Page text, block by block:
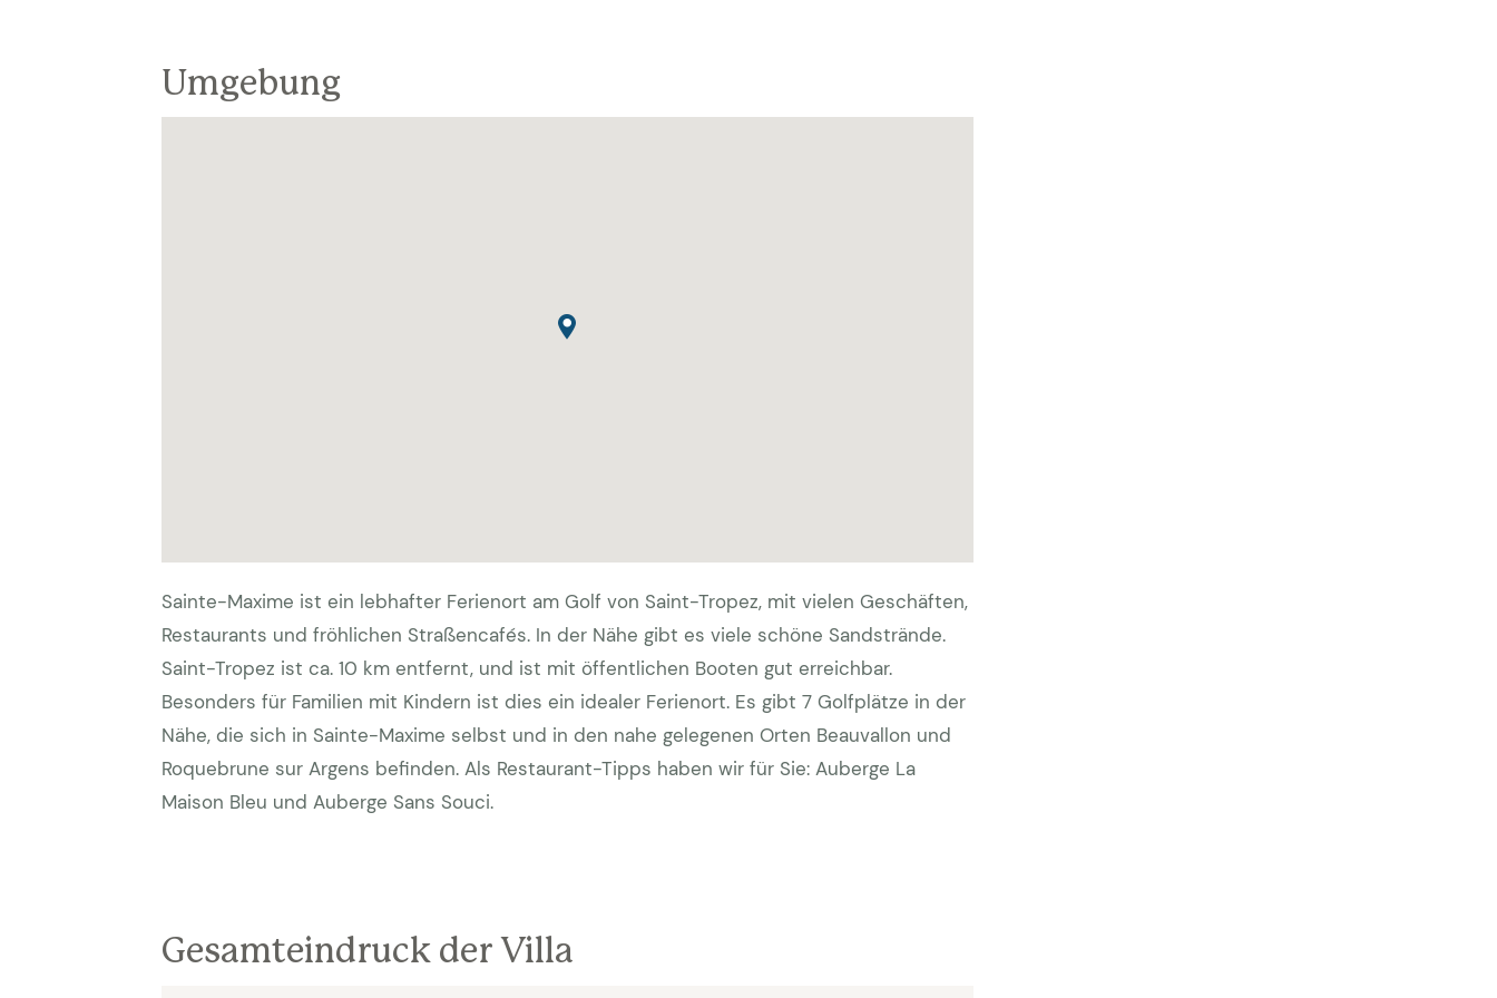
Umgebung
Sainte-Maxime ist ein lebhafter Ferienort am Golf von Saint-Tropez, mit vielen Geschäften,
Restaurants und fröhlichen Straßencafés. In der Nähe gibt es viele schöne Sandstrände.
Saint-Tropez ist ca. 10 km entfernt, und ist mit öffentlichen Booten gut erreichbar.
Besonders für Familien mit Kindern ist dies ein idealer Ferienort. Es gibt 7 Golfplätze in der
Nähe, die sich in Sainte-Maxime selbst und in den nahe gelegenen Orten Beauvallon und
Roquebrune sur Argens befinden. Als Restaurant-Tipps haben wir für Sie: Auberge La
Maison Bleu und Auberge Sans Souci.
Gesamteindruck der Villa